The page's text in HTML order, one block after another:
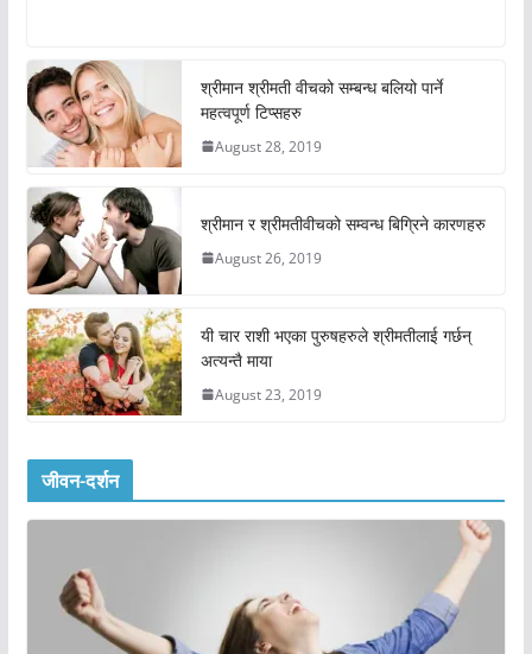
श्रीमान श्रीमती वीचको सम्बन्ध बलियो पार्ने
महत्वपूर्ण टिप्सहरु
August 28, 2019
श्रीमान र श्रीमतीवीचको सम्वन्ध बिग्रिने कारणहरु
August 26, 2019
यी चार राशी भएका पुरुषहरुले श्रीमतीलाई गर्छन्
अत्यन्तै माया
August 23, 2019
जीवन-दर्शन